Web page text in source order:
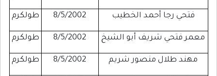
فتحي رجا أحمد الخطيب 8/5/2002 طولكرم
معمر فتحي شريف أبو الشيخ 8/5/2002 طولكرم
مهند طلال منصور شريم 8/5/2002 طولكرم